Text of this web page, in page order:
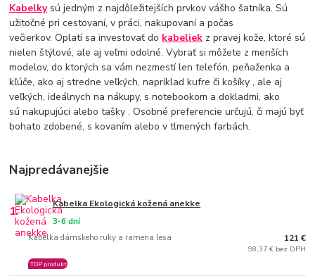
Kabelkysú jedným z najdôležitejších prvkov vášho šatníka. Sú
užitočné pri cestovaní, v práci, nakupovaní a počas
večierkov. Oplatí sa investovať do kabeliek z pravej kože, ktoré sú
nielen štýlové, ale aj veľmi odolné. Vybrať si môžete z menších
modelov, do ktorých sa vám nezmestí len telefón, peňaženka a
kľúče, ako aj stredne veľkých, napríklad kufre či košíky , ale aj
veľkých, ideálnych na nákupy, s notebookom a dokladmi, ako
sú nakupujúci alebo tašky . Osobné preferencie určujú, či majú byť
bohato zdobené, s kovaním alebo v tlmených farbách.
Najpredávanejšie
1. Kabelka Ekologická kožená anekke
Kabelka dámskeho ruky a ramena lesa
3-6 dní
TOP produkt
121 €
98,37 € bez DPH